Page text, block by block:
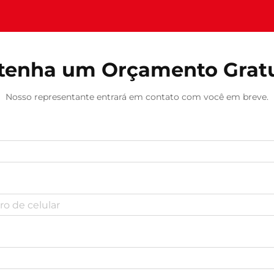
um Orçamento
Nosso representante entrará em contato com você em breve.